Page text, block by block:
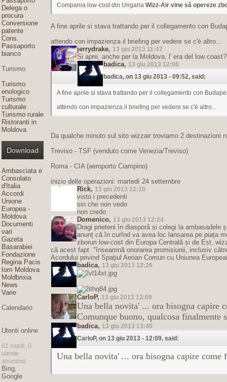
Delega o
procura
Conversione
patente
Cons.
Passaporto
bianco
Turismo
Turismo
enologico
Turismo
culturale
Turismo rurale
Ristoranti in
Moldova
Download
Ambasciata e
Consolato
d'Italia
Accordi
Unione
Europea -
Moldova
Documenti
vari
Gazeta
Basarabiei
Fondazione
Regina Pacis
Iom Moldova
Moldbrixia
News
Varie
Calendario
Utenti online
61 ospiti, 0
utente
anonimo
Bing,
Google
Compania low-cost din Ungaria Wizz-Air vine să opereze
A fine aprile si stava trattando per il collegamento con
attendo con impazienza il briefing per vedere se c'è altro...
jerrydrake, 13 giu 2013 11:47
Si apre, anche per la Moldova, l' era del low coast?
badica, 13 giu 2013 12:06
badica, on 13 giu 2013 - 09:52, said:
A fine aprile si stava trattando per il collegamento con
attendo con impazienza il briefing per vedere se c'è altro...
Da qualche minuto sul sito wizzair troviamo 2 destinazioni
Treviso - TSF (venduto come Venezia/Treviso)
Roma - CIA (aeroporto Ciampino)
inizio delle operazioni: martedì 24 settembre
Rick, 13 giu 2013 12:10
visto i precedenti
sin che non vedo
non credo
Domenico, 13 giu 2013 12:24
Dragi prieteni în diasporă și colegi la ambasadele
anunț că în curînd va avea loc lansarea pe piața
zboruri low-cost din Europa Centrală și de Est,
că acest fapt "înseamnă onorarea promisiunii, inclusiv
Acordului privind Spaţiul Aerian Comun cu Uniunea
badica, 13 giu 2013 12:26
CarloP, 13 giu 2013 13:09
Una bella novita' ... ora bisogna capire
Comunque buono, qualcosa finalmente
badica, 13 giu 2013 13:40
CarloP, on 13 giu 2013 - 12:09, said:
Una bella novita' ... ora bisogna capire